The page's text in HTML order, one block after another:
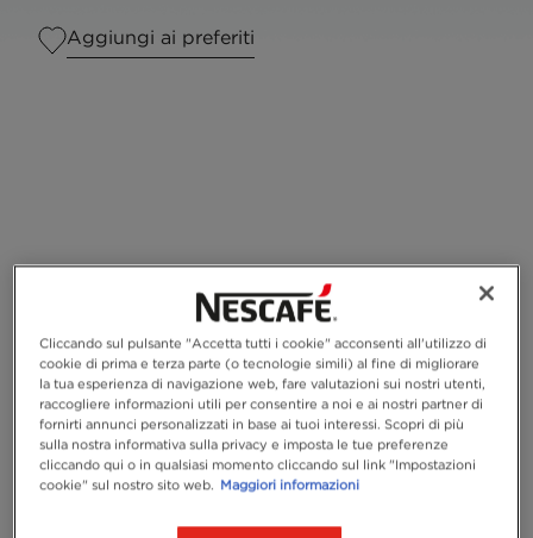
Aggiungi ai preferiti
Cliccando sul pulsante "Accetta tutti i cookie" acconsenti all'utilizzo di
cookie di prima e terza parte (o tecnologie simili) al fine di migliorare
la tua esperienza di navigazione web, fare valutazioni sui nostri utenti,
raccogliere informazioni utili per consentire a noi e ai nostri partner di
fornirti annunci personalizzati in base ai tuoi interessi. Scopri di più
sulla nostra informativa sulla privacy e imposta le tue preferenze
cliccando qui o in qualsiasi momento cliccando sul link "Impostazioni
cookie" sul nostro sito web. Maggiori informazioni